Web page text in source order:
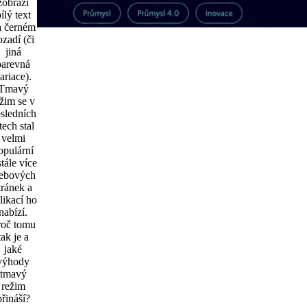
text
černém
(či
jiná
se v
stal
velmi
více
a
ho
tomu
je a
jaké
tmavý
režim